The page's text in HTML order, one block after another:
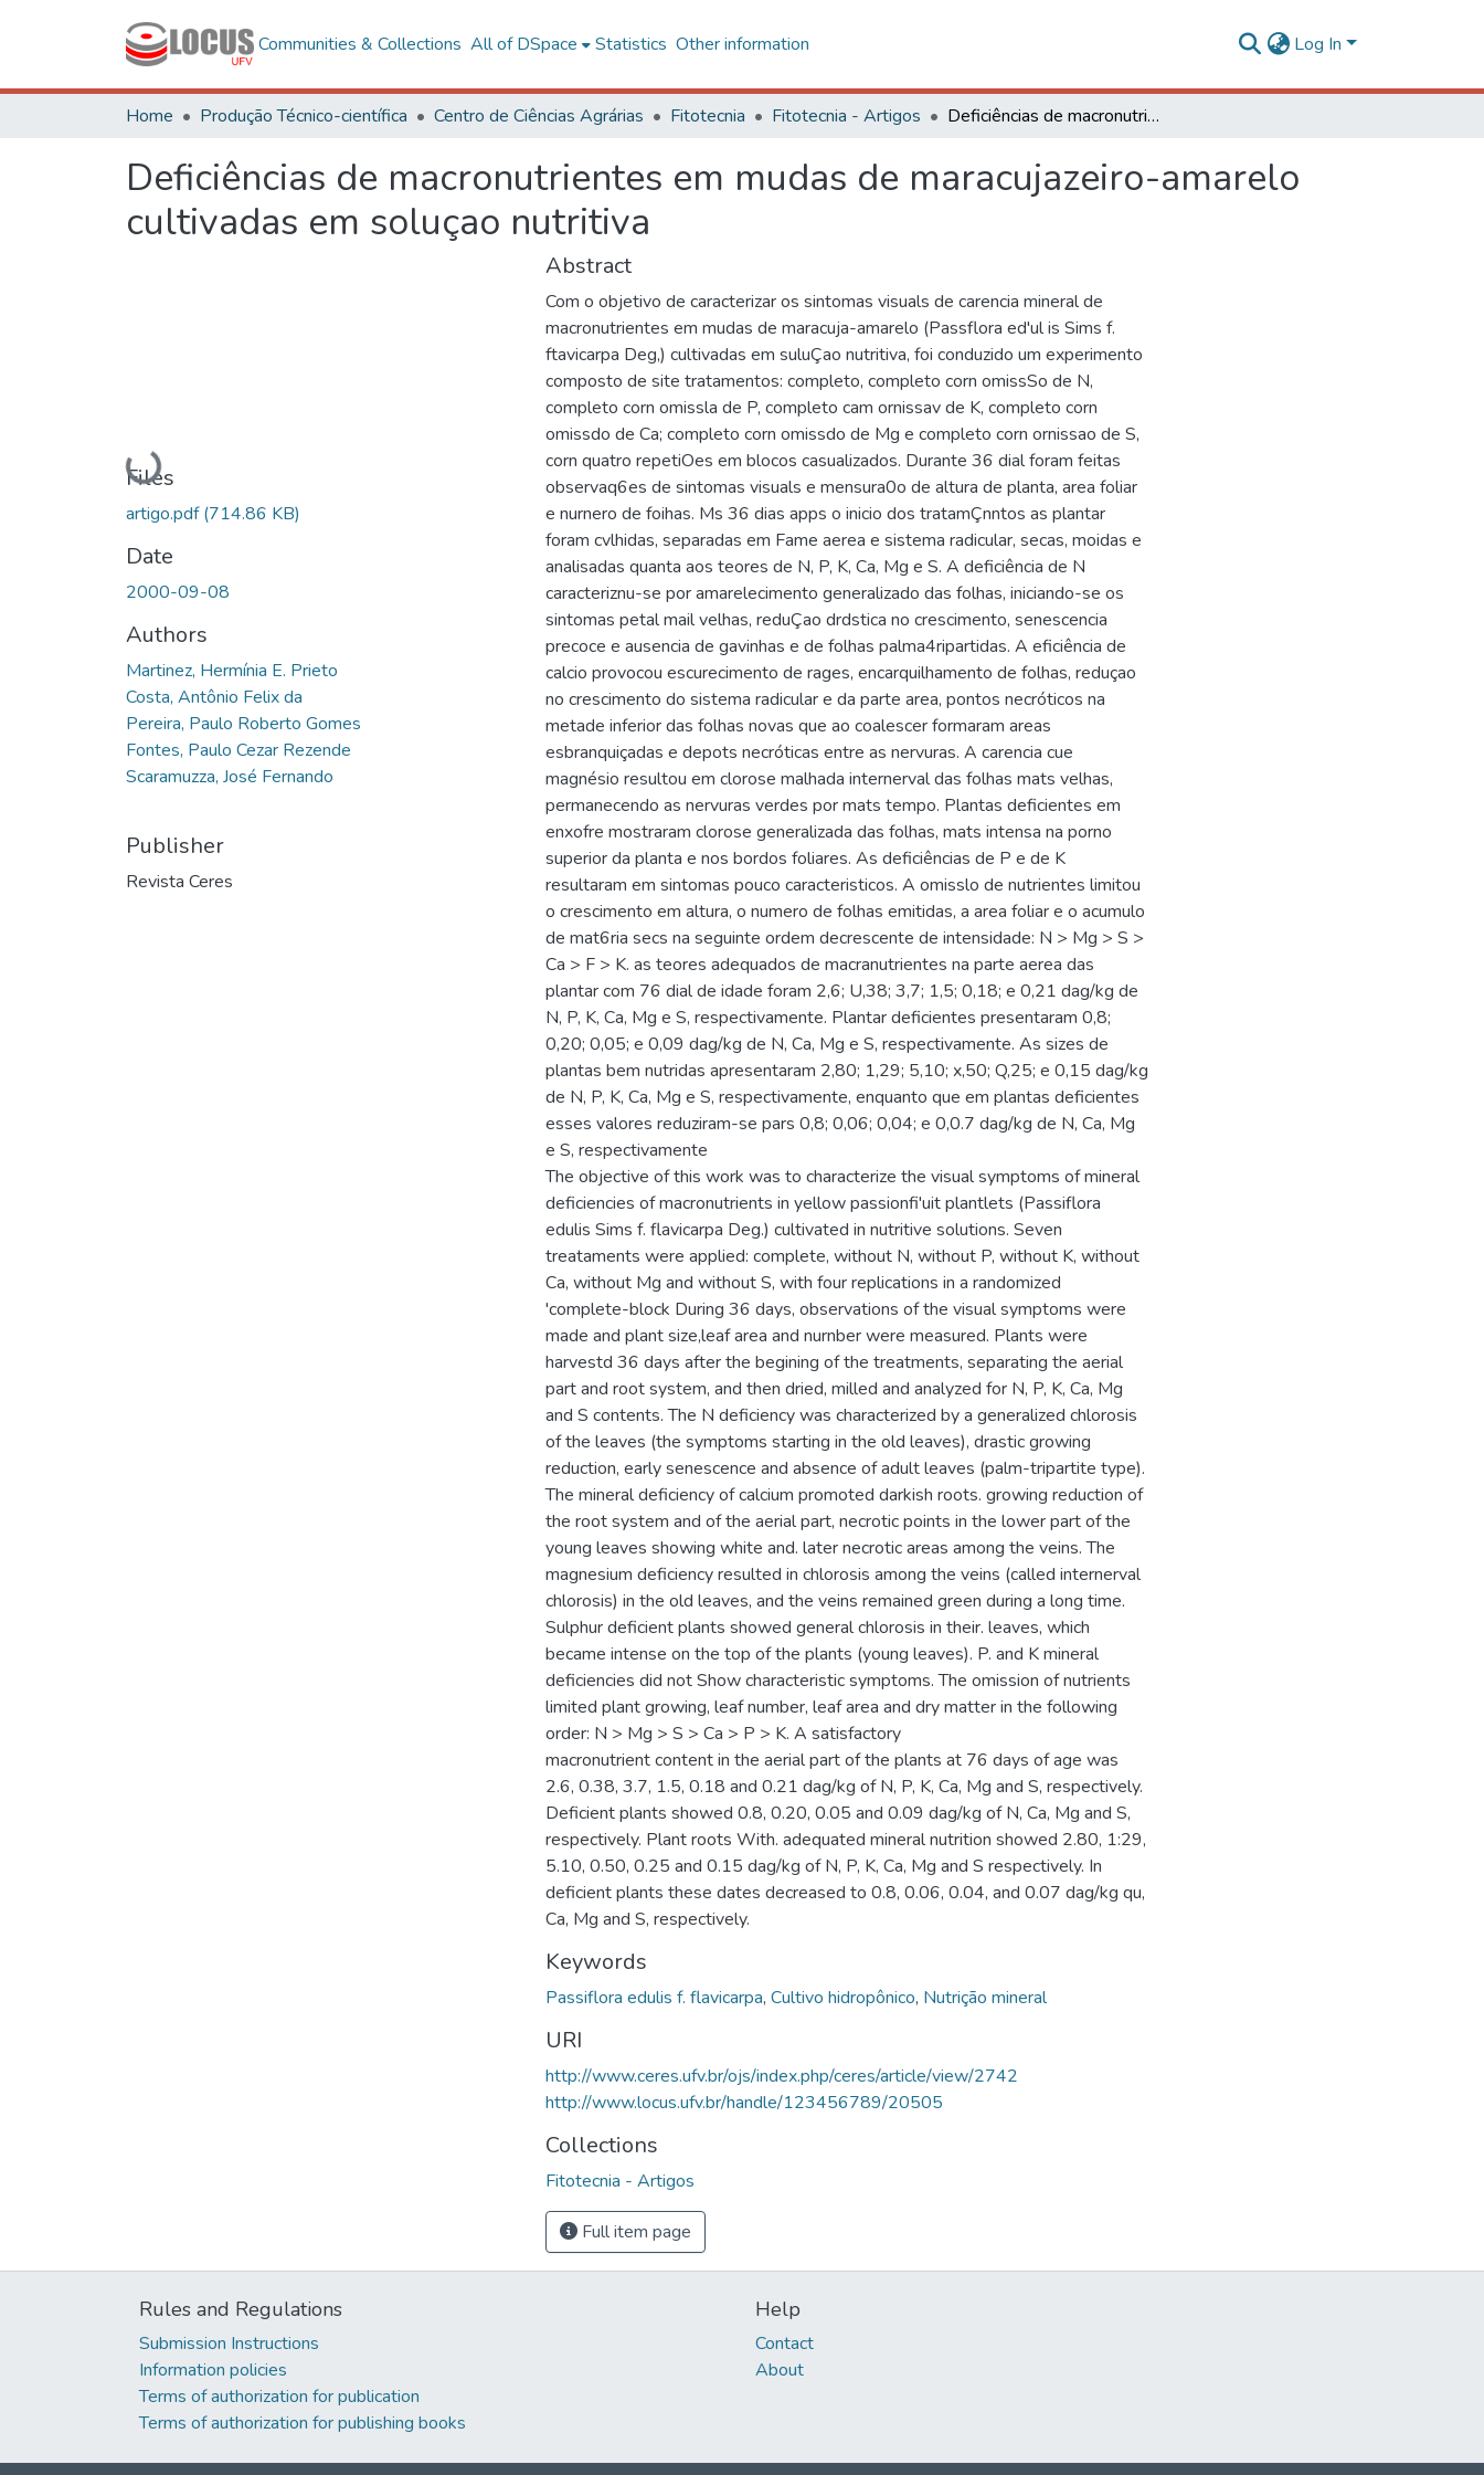
Communities & Collections All of DSpace Statistics Other information Log In
Home Produção Técnico-científica Centro de Ciências Agrárias Fitotecnia Fitotecnia - Artigos Deficiências de macronutrientes em mudas de maracujazeiro-amarelo cultivadas em soluçao nutritiva
Deficiências de macronutrientes em mudas de maracujazeiro-amarelo
cultivadas em soluçao nutritiva
Loading...
Files
artigo.pdf(714.86 KB)
Date
2000-09-08
Authors
Martinez, Hermínia E. Prieto
Costa, Antônio Felix da
Pereira, Paulo Roberto Gomes
Fontes, Paulo Cezar Rezende
Scaramuzza, José Fernando
Publisher
Revista Ceres
Abstract
Com o objetivo de caracterizar os sintomas visuals de carencia mineral de
macronutrientes em mudas de maracuja-amarelo (Passflora ed'ul is Sims f.
ftavicarpa Deg,) cultivadas em suluÇao nutritiva, foi conduzido um experimento
composto de site tratamentos: completo, completo corn omissSo de N,
completo corn omissla de P, completo cam ornissav de K, completo corn
omissdo de Ca; completo corn omissdo de Mg e completo corn ornissao de S,
corn quatro repetiOes em blocos casualizados. Durante 36 dial foram feitas
observaq6es de sintomas visuals e mensura0o de altura de planta, area foliar
e nurnero de foihas. Ms 36 dias apps o inicio dos tratamÇnntos as plantar
foram cvlhidas, separadas em Fame aerea e sistema radicular, secas, moidas e
analisadas quanta aos teores de N, P, K, Ca, Mg e S. A deficiência de N
caracteriznu-se por amarelecimento generalizado das folhas, iniciando-se os
sintomas petal mail velhas, reduÇao drdstica no crescimento, senescencia
precoce e ausencia de gavinhas e de folhas palma4ripartidas. A eficiência de
calcio provocou escurecimento de rages, encarquilhamento de folhas, reduçao
no crescimento do sistema radicular e da parte area, pontos necróticos na
metade inferior das folhas novas que ao coalescer formaram areas
esbranquiçadas e depots necróticas entre as nervuras. A carencia cue
magnésio resultou em clorose malhada internerval das folhas mats velhas,
permanecendo as nervuras verdes por mats tempo. Plantas deficientes em
enxofre mostraram clorose generalizada das folhas, mats intensa na porno
superior da planta e nos bordos foliares. As deficiências de P e de K
resultaram em sintomas pouco caracteristicos. A omisslo de nutrientes limitou
o crescimento em altura, o numero de folhas emitidas, a area foliar e o acumulo
de mat6ria secs na seguinte ordem decrescente de intensidade: N > Mg > S >
Ca > F > K. as teores adequados de macranutrientes na parte aerea das
plantar com 76 dial de idade foram 2,6; U,38; 3,7; 1,5; 0,18; e 0,21 dag/kg de
N, P, K, Ca, Mg e S, respectivamente. Plantar deficientes presentaram 0,8;
0,20; 0,05; e 0,09 dag/kg de N, Ca, Mg e S, respectivamente. As sizes de
plantas bem nutridas apresentaram 2,80; 1,29; 5,10; x,50; Q,25; e 0,15 dag/kg
de N, P, K, Ca, Mg e S, respectivamente, enquanto que em plantas deficientes
esses valores reduziram-se pars 0,8; 0,06; 0,04; e 0,0.7 dag/kg de N, Ca, Mg
e S, respectivamente
The objective of this work was to characterize the visual symptoms of mineral
deficiencies of macronutrients in yellow passionfi'uit plantlets (Passiflora
edulis Sims f. flavicarpa Deg.) cultivated in nutritive solutions. Seven
treataments were applied: complete, without N, without P, without K, without
Ca, without Mg and without S, with four replications in a randomized
'complete-block During 36 days, observations of the visual symptoms were
made and plant size,leaf area and nurnber were measured. Plants were
harvestd 36 days after the begining of the treatments, separating the aerial
part and root system, and then dried, milled and analyzed for N, P, K, Ca, Mg
and S contents. The N deficiency was characterized by a generalized chlorosis
of the leaves (the symptoms starting in the old leaves), drastic growing
reduction, early senescence and absence of adult leaves (palm-tripartite type).
The mineral deficiency of calcium promoted darkish roots. growing reduction of
the root system and of the aerial part, necrotic points in the lower part of the
young leaves showing white and. later necrotic areas among the veins. The
magnesium deficiency resulted in chlorosis among the veins (called internerval
chlorosis) in the old leaves, and the veins remained green during a long time.
Sulphur deficient plants showed general chlorosis in their. leaves, which
became intense on the top of the plants (young leaves). P. and K mineral
deficiencies did not Show characteristic symptoms. The omission of nutrients
limited plant growing, leaf number, leaf area and dry matter in the following
order: N > Mg > S > Ca > P > K. A satisfactory
macronutrient content in the aerial part of the plants at 76 days of age was
2.6, 0.38, 3.7, 1.5, 0.18 and 0.21 dag/kg of N, P, K, Ca, Mg and S, respectively.
Deficient plants showed 0.8, 0.20, 0.05 and 0.09 dag/kg of N, Ca, Mg and S,
respectively. Plant roots With. adequated mineral nutrition showed 2.80, 1:29,
5.10, 0.50, 0.25 and 0.15 dag/kg of N, P, K, Ca, Mg and S respectively. In
deficient plants these dates decreased to 0.8, 0.06, 0.04, and 0.07 dag/kg qu,
Ca, Mg and S, respectively.
Keywords
Passiflora edulis f. flavicarpa, Cultivo hidropônico, Nutrição mineral
URI
http://www.ceres.ufv.br/ojs/index.php/ceres/article/view/2742
http://www.locus.ufv.br/handle/123456789/20505
Collections
Fitotecnia - Artigos
Full item page
Rules and Regulations
Submission Instructions
Information policies
Terms of authorization for publication
Terms of authorization for publishing books
Help
Contact
About